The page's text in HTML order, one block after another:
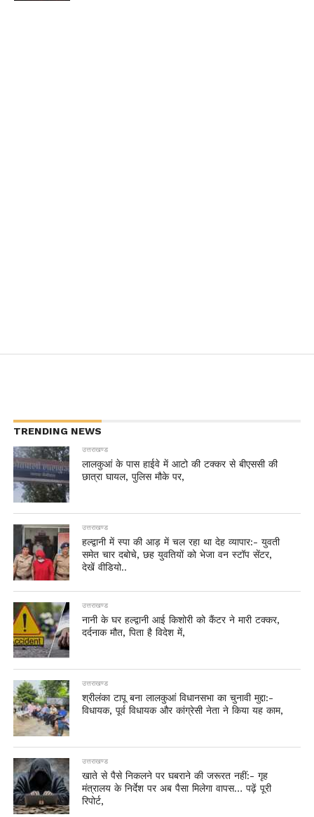
TRENDING NEWS
उत्तराखण्ड
लालकुआं के पास हाईवे में आटो की टक्कर से बीएससी की
छात्रा घायल, पुलिस मौके पर,
उत्तराखण्ड
हल्द्वानी में स्पा की आड़ में चल रहा था देह व्यापार:- युवती
समेत चार दबोचे, छह युवतियों को भेजा वन स्टॉप सेंटर,
देखें वीडियो..
उत्तराखण्ड
नानी के घर हल्द्वानी आई किशोरी को कैंटर ने मारी टक्कर,
दर्दनाक मौत, पिता है विदेश में,
उत्तराखण्ड
श्रीलंका टापू बना लालकुआं विधानसभा का चुनावी मुद्दा:-
विधायक, पूर्व विधायक और कांग्रेसी नेता ने किया यह काम,
उत्तराखण्ड
खाते से पैसे निकलने पर घबराने की जरूरत नहीं:- गृह
मंत्रालय के निर्देश पर अब पैसा मिलेगा वापस… पढ़ें पूरी
रिपोर्ट,